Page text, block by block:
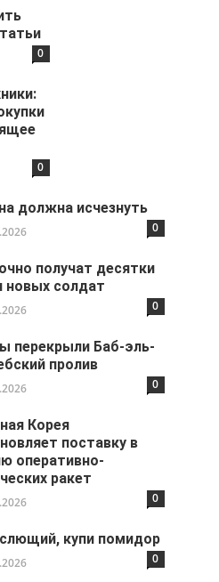
0
0
должна исчезнуть
0
получат десятки
новых солдат
0
перекрыли Баб-эль-
пролив
0
Корея
поставку в
оперативно-
ракет
0
купи помидор
0